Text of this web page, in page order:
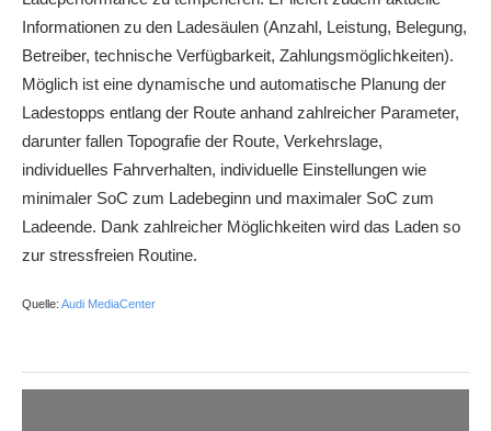
Informationen zu den Ladesäulen (Anzahl, Leistung, Belegung,
Betreiber, technische Verfügbarkeit, Zahlungsmöglichkeiten).
Möglich ist eine dynamische und automatische Planung der
Ladestopps entlang der Route anhand zahlreicher Parameter,
darunter fallen Topografie der Route, Verkehrslage,
individuelles Fahrverhalten, individuelle Einstellungen wie
minimaler SoC zum Ladebeginn und maximaler SoC zum
Ladeende. Dank zahlreicher Möglichkeiten wird das Laden so
zur stressfreien Routine.
Quelle: Audi MediaCenter